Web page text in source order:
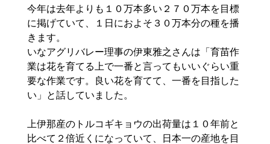
今年は去年よりも１０万本多い２７０万本を目標
に掲げていて、１日におよそ３０万本分の種を播
きます。
いなアグリバレー理事の伊東雅之さんは「育苗作
業は花を育てる上で一番と言ってもいいぐらい重
要な作業です。良い花を育てて、一番を目指した
い」と話していました。
上伊那産のトルコギキョウの出荷量は１０年前と
比べて２倍近くになっていて、日本一の産地を目